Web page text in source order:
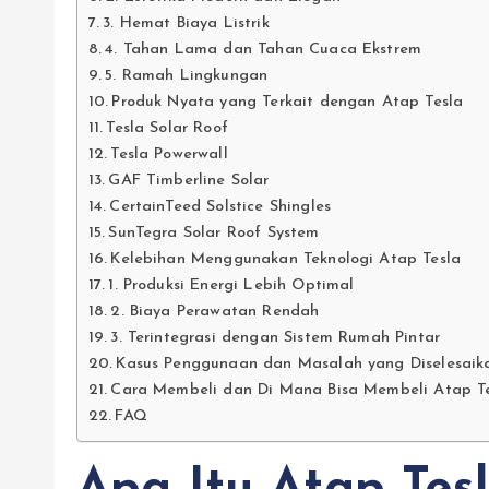
3. Hemat Biaya Listrik
4. Tahan Lama dan Tahan Cuaca Ekstrem
5. Ramah Lingkungan
Produk Nyata yang Terkait dengan Atap Tesla
Tesla Solar Roof
Tesla Powerwall
GAF Timberline Solar
CertainTeed Solstice Shingles
SunTegra Solar Roof System
Kelebihan Menggunakan Teknologi Atap Tesla
1. Produksi Energi Lebih Optimal
2. Biaya Perawatan Rendah
3. Terintegrasi dengan Sistem Rumah Pintar
Kasus Penggunaan dan Masalah yang
Cara Membeli dan Di Mana Bisa Membeli Atap
FAQ